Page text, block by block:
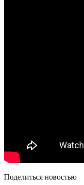
Поделиться новостью